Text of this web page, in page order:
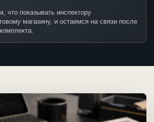
что показывать инспектору
магазину, и остаемся на связи после